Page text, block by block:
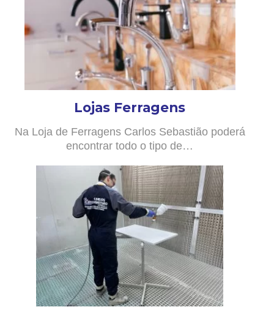
Lojas Ferragens
Na Loja de Ferragens Carlos Sebastião poderá
encontrar todo o tipo de…